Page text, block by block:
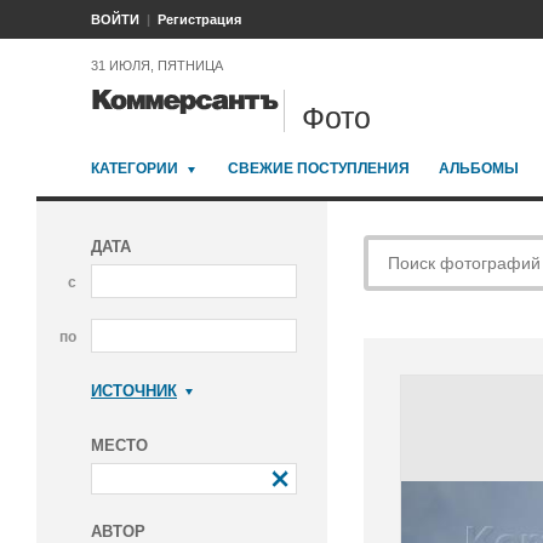
ВОЙТИ Регистрация
31 ИЮЛЯ, ПЯТНИЦА
Фото
КАТЕГОРИИ СВЕЖИЕ ПОСТУПЛЕНИЯ АЛЬБОМЫ
ДАТА
с
по
ИСТОЧНИК
МЕСТО
АВТОР